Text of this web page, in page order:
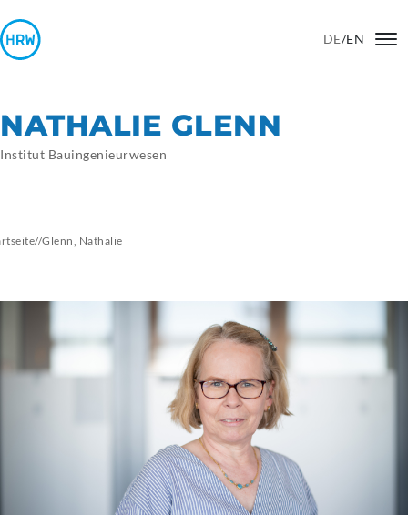
DE/EN
NATHALIE GLENN
Institut Bauingenieurwesen
//Glenn, Nathalie